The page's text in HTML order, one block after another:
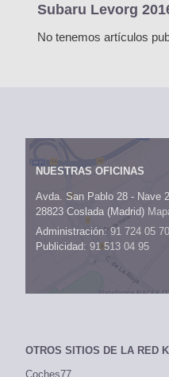
Subaru Levorg
No tenemos artículos
NUESTRAS OFICINAS
Avda. San Pablo 28 - Nave
28823 Coslada (Madrid)
Administración:91 724 05 70
Publicidad: 91 513 04 95
OTROS SITIOS DE LA RED
Coches77